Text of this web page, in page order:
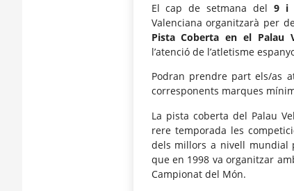
El cap de setmana del 9 i
Valenciana organitzarà per
Pista Coberta en el Palau
l’atenció de l’atletisme
Podran prendre part els/as
corresponents marques
La pista coberta del Palau
rere temporada les
dels millors a nivell mundial
que en 1998 va organitzar
Campionat del Món.